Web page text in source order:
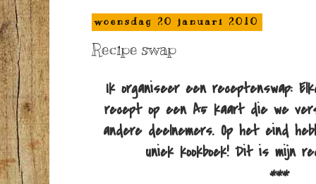
woensdag 20 januari 2010
Recipe swap
Ik organiseer een receptenswap:
recept op een A5 kaart die we
andere deelnemers. Op het eind
uniek kookboek! Dit is mijn
***